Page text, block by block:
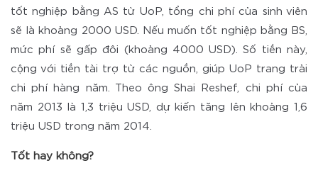
tốt nghiệp bằng AS từ UoP, tổng chi phí của sinh viên
sẽ là khoảng 2000 USD. Nếu muốn tốt nghiệp bằng BS,
mức phí sẽ gấp đôi (khoảng 4000 USD). Số tiền này,
cộng với tiền tài trợ từ các nguồn, giúp UoP trang trải
chi phí hàng năm. Theo ông Shai Reshef, chi phí của
năm 2013 là 1,3 triệu USD, dự kiến tăng lên khoảng 1,6
triệu USD trong năm 2014.
Tốt hay không?